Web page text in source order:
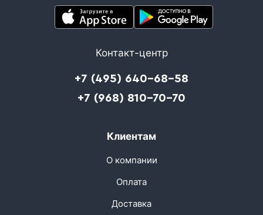
Контакт-центр
+7 (495) 640-68-58
+7 (968) 810-70-70
Клиентам
О компании
Оплата
Доставка